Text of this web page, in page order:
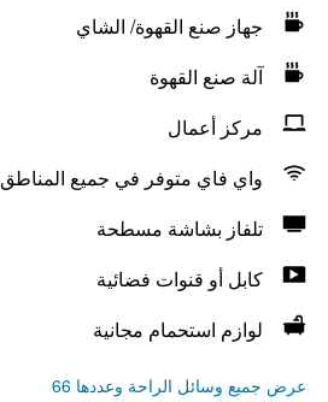
جهاز صنع القهوة/ الشاي
آلة صنع القهوة
مركز أعمال
واي فاي متوفر في جميع المناطق
تلفاز بشاشة مسطحة
كابل أو قنوات فضائية
لوازم استحمام مجانية
عرض جميع وسائل الراحة وعددها 66